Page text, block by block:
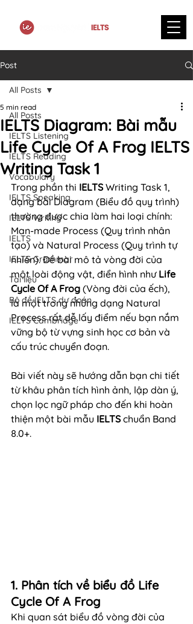
Post
All Posts
IELTS Listening
IELTS Reading
Vocabulary
IELTS Speaking
IELTS Writing
IELTS
IELTS Grammar
Tài liệu
Bộ đề IELTS dự đoán
IELTS Cambridge
All Posts
IELTS Diagram: Bài mẫu
Life Cycle Of A Frog IELTS
Writing Task 1
5 min read
Trong phần thi IELTS Writing Task 1,
dạng bài Diagram (Biểu đồ quy trình)
thường được chia làm hai loại chính:
Man-made Process (Quy trình nhân
tạo) và Natural Process (Quy trình tự
nhiên). Đề bài mô tả vòng đời của
một loài động vật, điển hình như Life
Cycle Of A Frog (Vòng đời của ếch),
là một trong những dạng Natural
Process rất dễ lấy điểm nếu bạn nắm
vững bộ từ vựng sinh học cơ bản và
cấu trúc chuyển đoạn.
Bài viết này sẽ hướng dẫn bạn chi tiết
từ khâu phân tích hình ảnh, lập dàn ý,
chọn lọc ngữ pháp cho đến khi hoàn
thiện một bài mẫu IELTS chuẩn Band
8.0+.
1. Phân tích về biểu đồ Life
Cycle Of A Frog
Khi quan sát biểu đồ vòng đời của